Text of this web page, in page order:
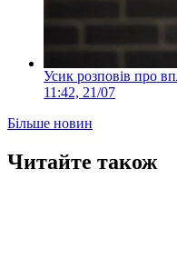
Усик розповів про
11:42, 21/07
Більше новин
Читайте також